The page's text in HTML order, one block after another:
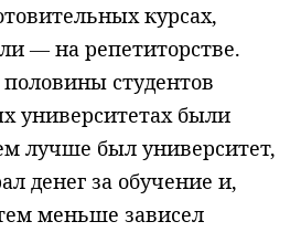
курсах,
— на репетиторстве.
половины студентов
университетах были
лучше был университет,
денег за обучение и,
меньше зависел